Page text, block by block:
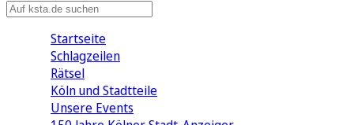
Startseite
Schlagzeilen
Rätsel
Köln und Stadtteile
Unsere Events